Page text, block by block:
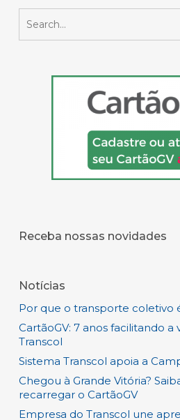
Receba nossas novidades
Notícias
Por que o transporte coletivo
CartãoGV: 7 anos facilitando a
Transcol
Sistema Transcol apoia a
Chegou à Grande Vitória?
recarregar o CartãoGV
Empresa do Transcol une